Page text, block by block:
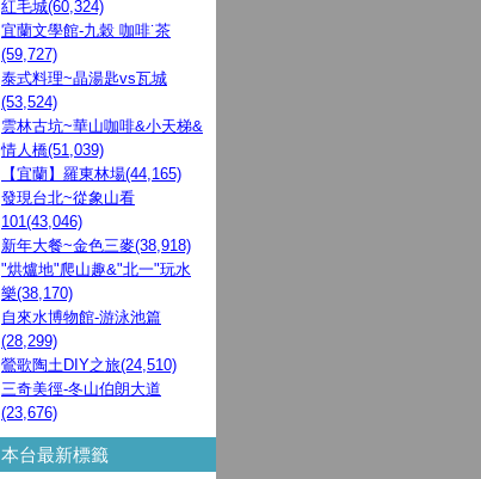
紅毛城(60,324)
宜蘭文學館-九穀 咖啡˙茶
(59,727)
泰式料理~晶湯匙vs瓦城
(53,524)
雲林古坑~華山咖啡&小天梯&
情人橋(51,039)
【宜蘭】羅東林場(44,165)
發現台北~從象山看
101(43,046)
新年大餐~金色三麥(38,918)
"烘爐地"爬山趣&"北一"玩水
樂(38,170)
自來水博物館-游泳池篇
(28,299)
鶯歌陶土DIY之旅(24,510)
三奇美徑-冬山伯朗大道
(23,676)
本台最新標籤